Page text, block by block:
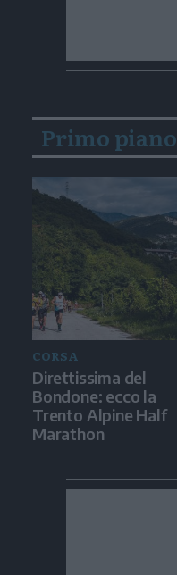
Primo piano
CORSA
Direttissima del
Bondone: ecco la
Trento Alpine Half
Marathon